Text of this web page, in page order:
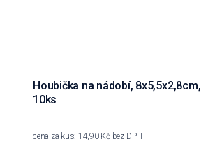
Houbička na nádobí, 8x5,5x2,8cm,
10ks
cena za kus: 14,90 Kč bez DPH